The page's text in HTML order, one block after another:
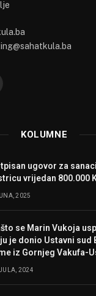
KOLUMNE
ugovor za
vrijedan 800.000
2025
se Marin Vukoja
je donio Ustavni sud
iz Gornjeg Vakufa-
2024